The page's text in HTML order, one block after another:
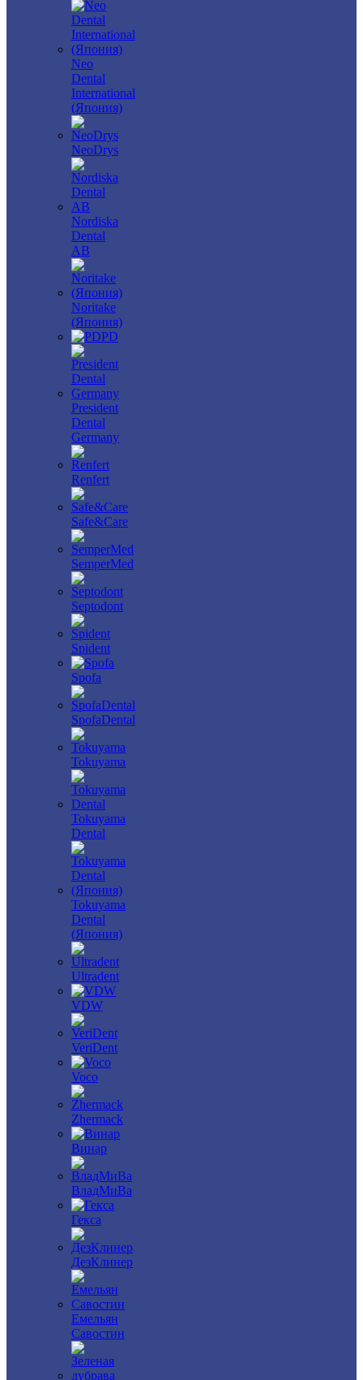
Neo
Dental
International
(Япония)
NeoDrys
Nordiska
Dental
AB
Noritake
(Япония)
PD
President
Dental
Germany
Renfert
Safe&Care
SemperMed
Septodont
Spident
Spofa
SpofaDental
Tokuyama
Tokuyama
Dental
Tokuyama
Dental
(Япония)
Ultradent
VDW
VeriDent
Voco
Zhermack
Винар
ВладМиВа
Гекса
ДезКлинер
Емельян
Савостин